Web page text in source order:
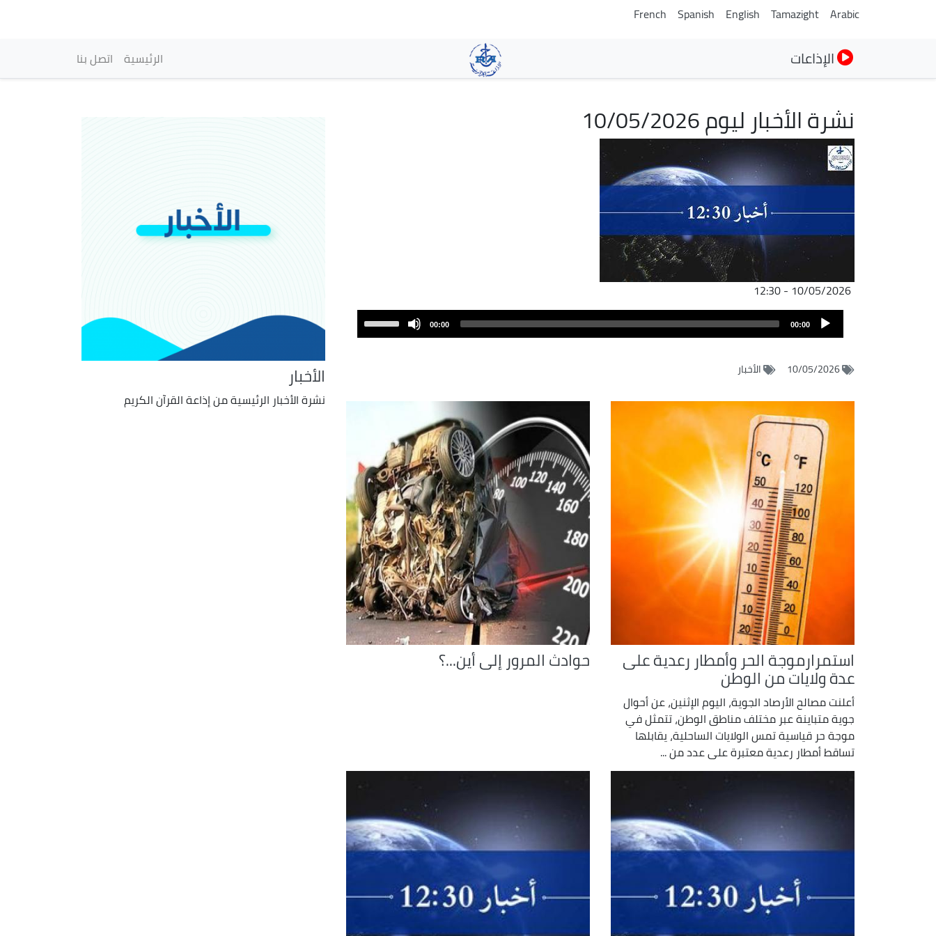
Arabic
Tamazight
English
Spanish
French
الإذاعات principale
الرئيسية اتصل بنا
نشرة الأخبار ليوم 10/05/2026
الصورة
10/05/2026 - 12:30
ملف
الصوت
Audio
Player
00:00
00:00
Up/Down
increase
10/05/2026 الأخبار
استمرارموجة الحر وأمطار رعدية على
عدة ولايات من الوطن
أعلنت مصالح الأرصاد الجوية، اليوم الإثنين، عن أحوال
جوية متباينة عبر مختلف مناطق الوطن، تتمثل في
موجة حر قياسية تمس الولايات الساحلية، يقابلها
تساقط أمطار رعدية معتبرة على عدد من ...
حوادث المرور إلى أين...؟
الأخبار
نشرة الأخبار الرئيسية من إذاعة القرآن الكريم